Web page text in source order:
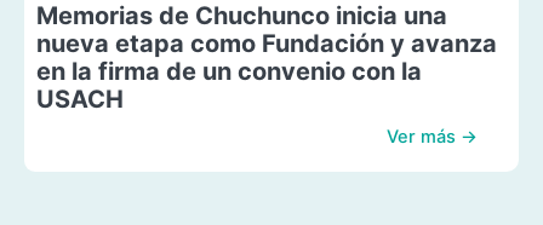
Memorias de Chuchunco inicia una
nueva etapa como Fundación y avanza
en la firma de un convenio con la
USACH
Ver más →